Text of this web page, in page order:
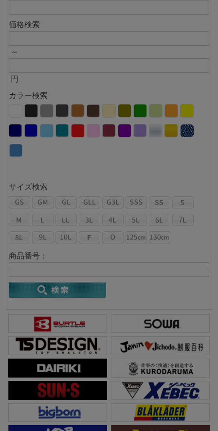
価格検索
～
円
カラー検索
サイズ検索
商品番号：